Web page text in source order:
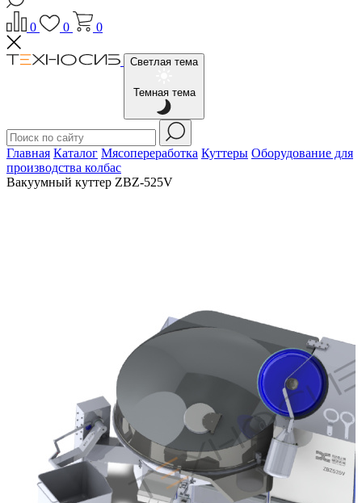
0 0 0
Светлая тема
Темная тема
Главная Каталог Мясопереработка Куттеры Оборудование для
производства колбас
Вакуумный куттер ZBZ-525V